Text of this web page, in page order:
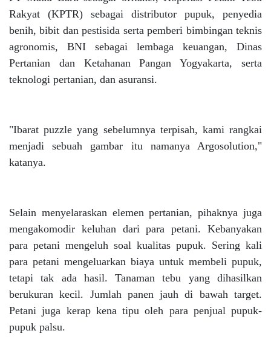
Rakyat (KPTR) sebagai distributor pupuk, penyedia
benih, bibit dan pestisida serta pemberi bimbingan teknis
agronomis, BNI sebagai lembaga keuangan, Dinas
Pertanian dan Ketahanan Pangan Yogyakarta, serta
teknologi pertanian, dan asuransi.
"Ibarat puzzle yang sebelumnya terpisah, kami rangkai
menjadi sebuah gambar itu namanya Argosolution,"
katanya.
Selain menyelaraskan elemen pertanian, pihaknya juga
mengakomodir keluhan dari para petani. Kebanyakan
para petani mengeluh soal kualitas pupuk. Sering kali
para petani mengeluarkan biaya untuk membeli pupuk,
tetapi tak ada hasil. Tanaman tebu yang dihasilkan
berukuran kecil. Jumlah panen jauh di bawah target.
Petani juga kerap kena tipu oleh para penjual pupuk-
pupuk palsu.